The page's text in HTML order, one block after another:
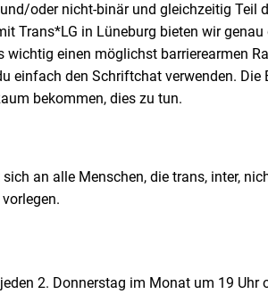
oder nicht-binär und gleichzeitig Teil
Trans*LG in Lüneburg bieten wir
wichtig einen möglichst barrierearmen
einfach den Schriftchat verwenden.
bekommen, dies zu tun.
an alle Menschen, die trans, inter,
2. Donnerstag im Monat um 19